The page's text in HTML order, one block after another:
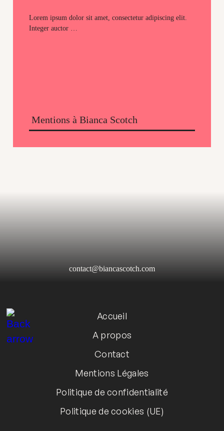
Lorem ipsum dolor sit amet, consectetur adipiscing elit.
Integer auctor …
Mentions à Bianca Scotch
contact@biancascotch.com
Accueil
A propos
Contact
Mentions Légales
Politique de confidentialité
Politique de cookies (UE)